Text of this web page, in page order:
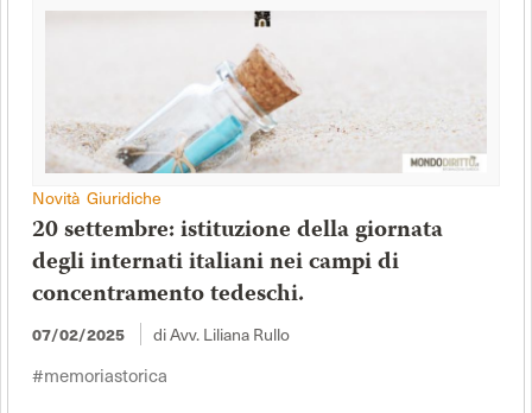
Novità Giuridiche
20 settembre: istituzione della giornata
degli internati italiani nei campi di
concentramento tedeschi.
07/02/2025 di Avv. Liliana Rullo
#memoriastorica